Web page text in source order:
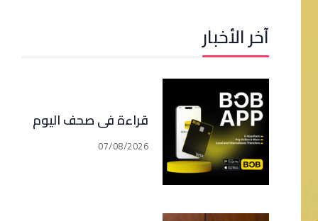
آخر الأخبار
قراءة في صحف اليوم
07/08/2026